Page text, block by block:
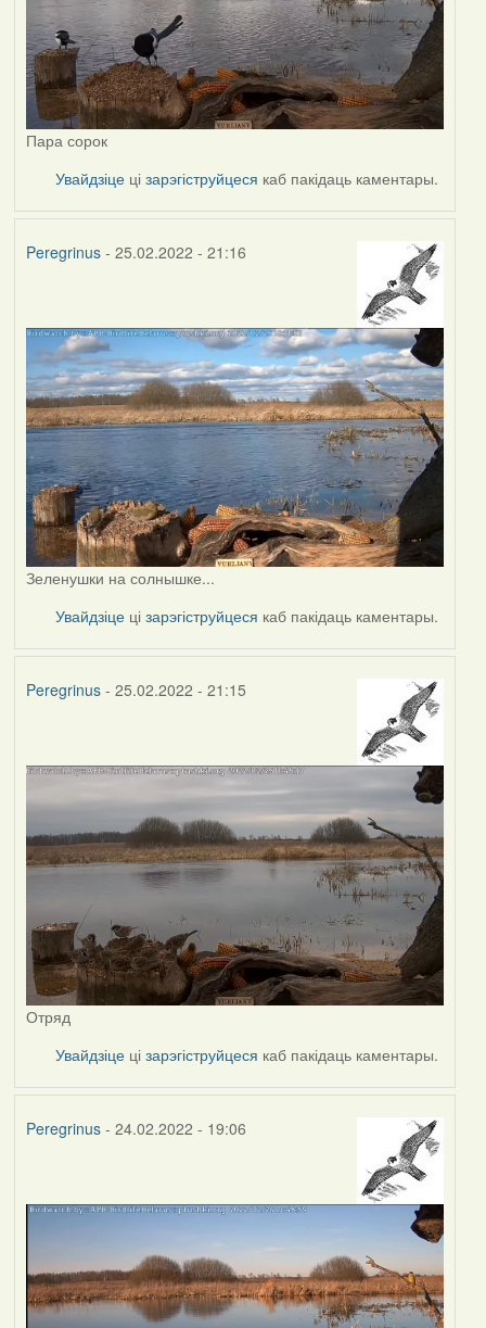
Пара сорок
Увайдзіце цізарэгіструйцеся каб пакідаць каментары.
Peregrinus- 25.02.2022 - 21:16
Зеленушки на солнышке...
Увайдзіце цізарэгіструйцеся каб пакідаць каментары.
Peregrinus- 25.02.2022 - 21:15
Отряд
Увайдзіце цізарэгіструйцеся каб пакідаць каментары.
Peregrinus- 24.02.2022 - 19:06